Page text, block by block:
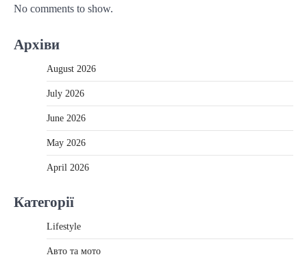
No comments to show.
Архіви
August 2026
July 2026
June 2026
May 2026
April 2026
Категорії
Lifestyle
Авто та мото